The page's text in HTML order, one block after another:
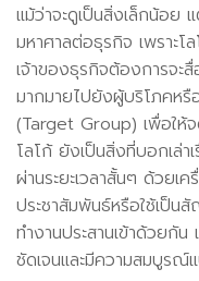
แม้ว่าจะดูเป็นสิ่งเล็กน้อย
มหาศาลต่อธุรกิจ เพราะ
เจ้าของธุรกิจต้องการจะ
มากมายไปยังผู้บริโภคหรื
(Target Group) เพื่อให้
โลโก้ ยังเป็นสิ่งที่บอกเล่า
ผ่านระยะเวลาสั้นๆ ด้วย
ประชาสัมพันธ์หรือใช้เป็
ทำงานประสานเข้าด้วยกั
ชัดเจนและมีความสมบูรณ์